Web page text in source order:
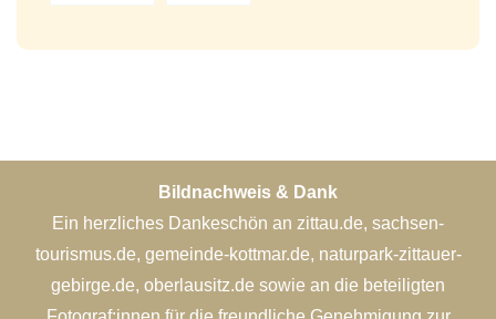
Bildnachweis & Dank
Ein herzliches Dankeschön an zittau.de, sachsen-
tourismus.de, gemeinde-kottmar.de, naturpark-zittauer-
gebirge.de, oberlausitz.de sowie an die beteiligten